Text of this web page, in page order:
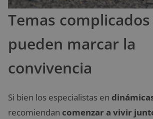
Temas
pueden marcar la
convivencia
Si bien los especialistas en
recomiendan comenzar a vivir